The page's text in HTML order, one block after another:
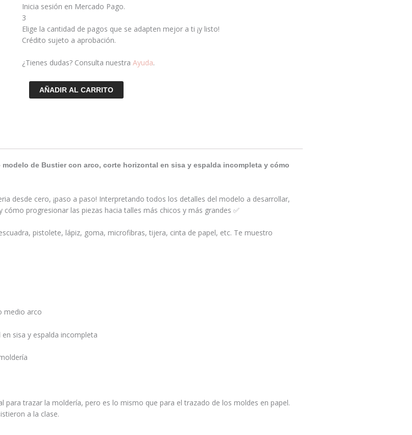
Inicia sesión en Mercado Pago.
3
Elige la cantidad de pagos que se adapten mejor a ti ¡y listo!
Crédito sujeto a aprobación.
¿Tienes dudas? Consulta nuestra Ayuda.
cantidad
AÑADIR AL CARRITO
de Bustier con arco, corte horizontal en sisa y espalda incompleta y cómo
desde cero, ¡paso a paso! Interpretando todos los detalles del modelo a desarrollar,
progresionar las piezas hacia talles más chicos y más grandes ✅
pistolete, lápiz, goma, microfibras, tijera, cinta de papel, etc. Te muestro
medio arco
sisa y espalda incompleta
trazar la moldería, pero es lo mismo que para el trazado de los moldes en papel.
a la clase.